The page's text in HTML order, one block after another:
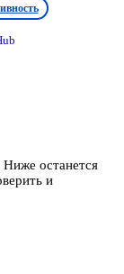
Ниже останется
и